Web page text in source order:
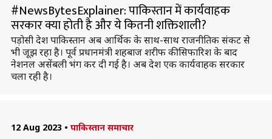
#NewsBytesExplainer: पाकिस्तान में कार्यवाहक
सरकार क्या होती है और ये कितनी शक्तिशाली?
पड़ोसी देश पाकिस्तान अब आर्थिक के साथ-साथ राजनीतिक संकट से
भी जूझ रहा है। पूर्व प्रधानमंत्री शहबाज शरीफ की सिफारिश के बाद
नेशनल असेंबली भंग कर दी गई है। अब देश एक कार्यवाहक सरकार
चला रही है।
12 Aug 2023 • पाकिस्तान समाचार